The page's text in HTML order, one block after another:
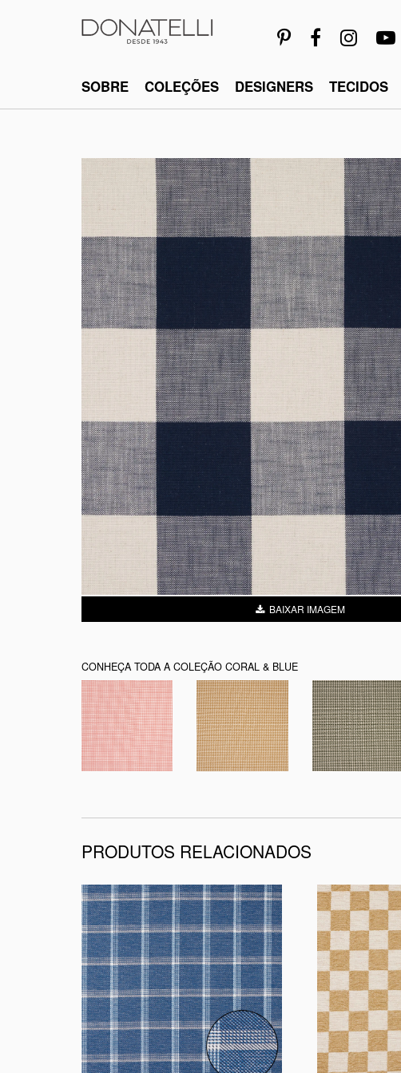
SOBRE COLEÇÕES DESIGNERS TECIDOS
BAIXAR IMAGEM
CONHEÇA TODA A COLEÇÃO CORAL & BLUE
PRODUTOS RELACIONADOS